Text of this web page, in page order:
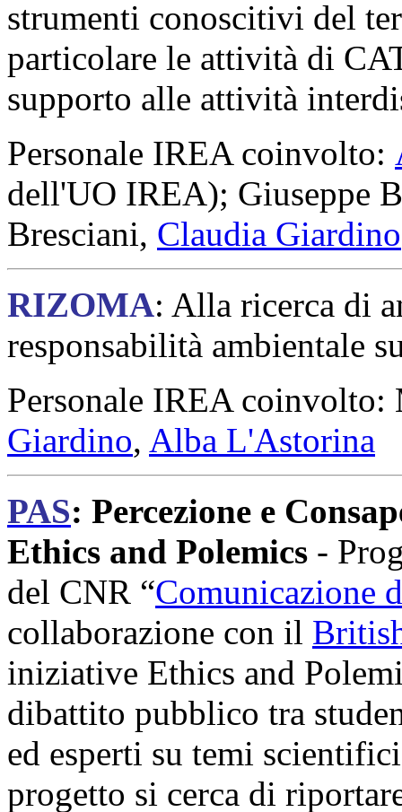
strumenti conoscitivi del
particolare le attività di
supporto alle attività
Personale IREA coinvolto:
dell'UO IREA); Giuseppe
Bresciani, Claudia Giardino
RIZOMA: Alla ricerca di
responsabilità ambientale
Personale IREA
Giardino, Alba L'Astorina
PAS: Percezione e
Ethics and Polemics -
del CNR “Comunicazione
collaborazione con il
iniziative Ethics and
dibattito pubblico tra
ed esperti su temi
progetto si cerca di